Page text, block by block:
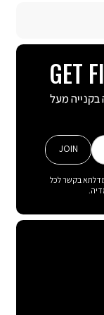
GET
אקסטרה 15% הנחה בקנייה מעל
בקשר לכל
JOIN